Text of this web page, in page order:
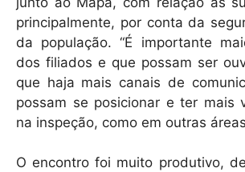
principalmente, por conta da
da população. “É importante
dos filiados e que possam ser
que haja mais canais de
possam se posicionar e ter mais
na inspeção, como em outras
O encontro foi muito produtivo,